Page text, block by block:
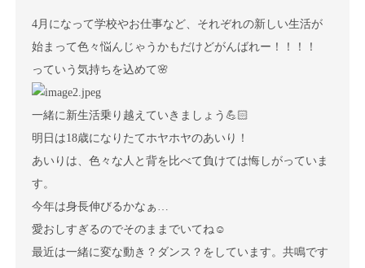
4月になって学校やお仕事など、それぞれの新しい生活が
始まって色々悩んじゃうかもだけどがんばれー！！！！
っていう気持ちを込めて🌸
一緒に新生活乗り越えていきましょう💪🏻
明日は18歳になりたてホヤホヤのあいり！
あいりは、色々な人と背を比べて負けては悔しがっていま
す。
今年は身長伸びるかなぁ…
愛おしすぎるのでそのままでいてね☺︎
最近は一緒に変な動き？ダンス？をしています。 共鳴です